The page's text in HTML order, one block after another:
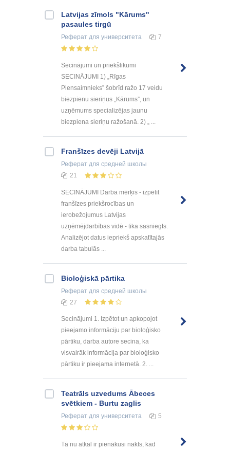
Latvijas zīmols "Kārums"
pasaules tirgū
Реферат для университета 7
Secinājumi un priekšlikumi
SECINĀJUMI 1) „Rīgas
Piensaimnieks” šobrīd ražo 17 veidu
biezpienu sieriņus „Kārums”, un
uzņēmums specializējas jaunu
biezpiena sieriņu ražošanā. 2) „ ...
Franšīzes devēji Latvijā
Реферат для средней школы
21
SECINĀJUMI Darba mērķis - izpētīt
franšīzes priekšrocības un
ierobežojumus Latvijas
uzņēmējdarbības vidē - tika sasniegts.
Analizējot datus iepriekš apskatītajās
darba tabulās ...
Bioloģiskā pārtika
Реферат для средней школы
27
Secinājumi 1. Izpētot un apkopojot
pieejamo informāciju par bioloģisko
pārtiku, darba autore secina, ka
visvairāk informācija par bioloģisko
pārtiku ir pieejama internetā. 2. ...
Teatrāls uzvedums Ābeces
svētkiem - Burtu zaglis
Реферат для университета 5
Tā nu atkal ir pienākusi nakts, kad